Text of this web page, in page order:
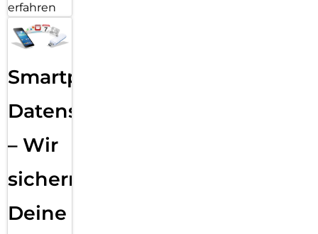
erfahren
Smartphone
Datensicherung
– Wir
sichern
Deine